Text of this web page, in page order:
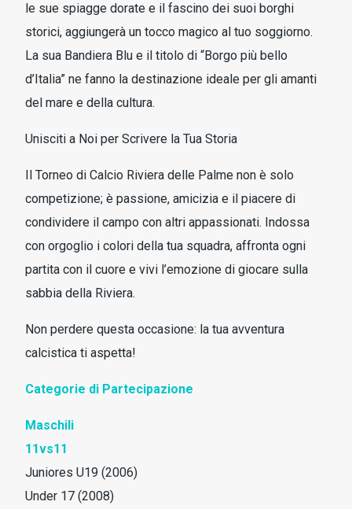
le sue spiagge dorate e il fascino dei suoi borghi
storici, aggiungerà un tocco magico al tuo soggiorno.
La sua Bandiera Blu e il titolo di “Borgo più bello
d’Italia” ne fanno la destinazione ideale per gli amanti
del mare e della cultura.
Unisciti a Noi per Scrivere la Tua Storia
Il Torneo di Calcio Riviera delle Palme non è solo
competizione; è passione, amicizia e il piacere di
condividere il campo con altri appassionati. Indossa
con orgoglio i colori della tua squadra, affronta ogni
partita con il cuore e vivi l’emozione di giocare sulla
sabbia della Riviera.
Non perdere questa occasione: la tua avventura
calcistica ti aspetta!
Categorie di Partecipazione
Maschili
11vs11
Juniores U19 (2006)
Under 17 (2008)